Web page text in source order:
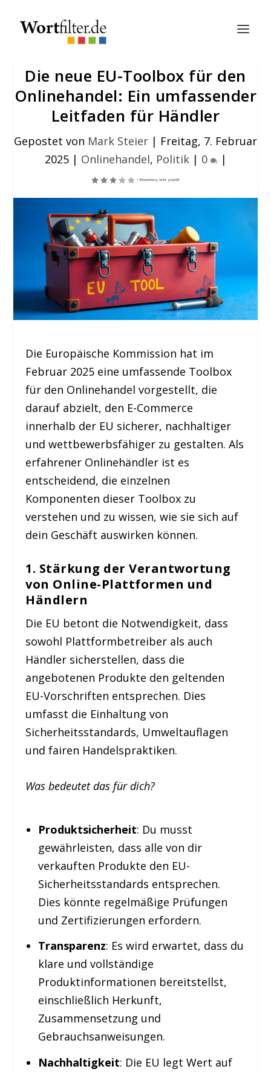
Die neue EU-Toolbox für den
Onlinehandel: Ein umfassender
Leitfaden für Händler
Gepostet von Mark Steier | Freitag, 7. Februar
2025| Onlinehandel, Politik| 0 |
Die Europäische Kommission hat im
Februar 2025 eine umfassende Toolbox
für den Onlinehandel vorgestellt, die
darauf abzielt, den E-Commerce
innerhalb der EU sicherer, nachhaltiger
und wettbewerbsfähiger zu gestalten. Als
erfahrener Onlinehändler ist es
entscheidend, die einzelnen
Komponenten dieser Toolbox zu
verstehen und zu wissen, wie sie sich auf
dein Geschäft auswirken können.
1. Stärkung der Verantwortung
von Online-Plattformen und
Händlern
Die EU betont die Notwendigkeit, dass
sowohl Plattformbetreiber als auch
Händler sicherstellen, dass die
angebotenen Produkte den geltenden
EU-Vorschriften entsprechen. Dies
umfasst die Einhaltung von
Sicherheitsstandards, Umweltauflagen
und fairen Handelspraktiken.
Was bedeutet das für dich?
Produktsicherheit: Du musst
gewährleisten, dass alle von dir
verkauften Produkte den EU-
Sicherheitsstandards entsprechen.
Dies könnte regelmäßige Prüfungen
und Zertifizierungen erfordern.
Transparenz: Es wird erwartet, dass du
klare und vollständige
Produktinformationen bereitstellst,
einschließlich Herkunft,
Zusammensetzung und
Gebrauchsanweisungen.
Nachhaltigkeit: Die EU legt Wert auf